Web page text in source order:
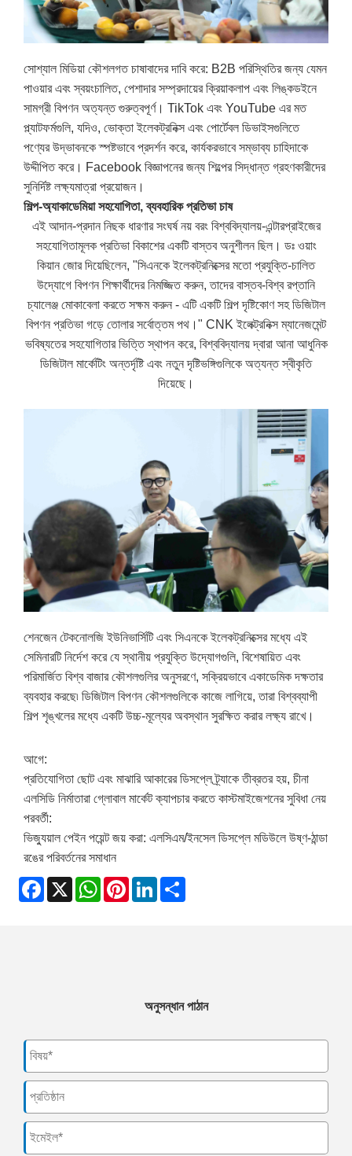
সোশ্যাল মিডিয়া কৌশলগত চাষাবাদের দাবি করে: B2B পরিস্থিতির জন্য যেমন
পাওয়ার এবং স্বয়ংচালিত, পেশাদার সম্প্রদায়ের ক্রিয়াকলাপ এবং লিঙ্কডইনে
সামগ্রী বিপণন অত্যন্ত গুরুত্বপূর্ণ। TikTok এবং YouTube এর মত
প্ল্যাটফর্মগুলি, যদিও, ভোক্তা ইলেকট্রনিক্স এবং পোর্টেবল ডিভাইসগুলিতে
পণ্যের উদ্ভাবনকে স্পষ্টভাবে প্রদর্শন করে, কার্যকরভাবে সম্ভাব্য চাহিদাকে
উদ্দীপিত করে। Facebook বিজ্ঞাপনের জন্য শিল্পের সিদ্ধান্ত গ্রহণকারীদের
সুনির্দিষ্ট লক্ষ্যমাত্রা প্রয়োজন।
শিল্প-অ্যাকাডেমিয়া সহযোগিতা, ব্যবহারিক প্রতিভা চাষ
এই আদান-প্রদান নিছক ধারণার সংঘর্ষ নয় বরং বিশ্ববিদ্যালয়-এন্টারপ্রাইজের
সহযোগিতামূলক প্রতিভা বিকাশের একটি বাস্তব অনুশীলন ছিল। ডঃ ওয়াং
কিয়ান জোর দিয়েছিলেন, "সিএনকে ইলেকট্রনিক্সের মতো প্রযুক্তি-চালিত
উদ্যোগে বিপণন শিক্ষার্থীদের নিমজ্জিত করুন, তাদের বাস্তব-বিশ্ব রপ্তানি
চ্যালেঞ্জ মোকাবেলা করতে সক্ষম করুন - এটি একটি শিল্প দৃষ্টিকোণ সহ ডিজিটাল
বিপণন প্রতিভা গড়ে তোলার সর্বোত্তম পথ।" CNK ইলেক্ট্রনিক্স ম্যানেজমেন্ট
ভবিষ্যতের সহযোগিতার ভিত্তি স্থাপন করে, বিশ্ববিদ্যালয় দ্বারা আনা আধুনিক
ডিজিটাল মার্কেটিং অন্তর্দৃষ্টি এবং নতুন দৃষ্টিভঙ্গিগুলিকে অত্যন্ত স্বীকৃতি
দিয়েছে।
শেনজেন টেকনোলজি ইউনিভার্সিটি এবং সিএনকে ইলেকট্রনিক্সের মধ্যে এই
সেমিনারটি নির্দেশ করে যে স্থানীয় প্রযুক্তি উদ্যোগগুলি, বিশেষায়িত এবং
পরিমার্জিত বিশ্ব বাজার কৌশলগুলির অনুসরণে, সক্রিয়ভাবে একাডেমিক দক্ষতার
ব্যবহার করছে৷ ডিজিটাল বিপণন কৌশলগুলিকে কাজে লাগিয়ে, তারা বিশ্বব্যাপী
শিল্প শৃঙ্খলের মধ্যে একটি উচ্চ-মূল্যের অবস্থান সুরক্ষিত করার লক্ষ্য রাখে।
আগে:
প্রতিযোগিতা ছোট এবং মাঝারি আকারের ডিসপ্লে ট্র্যাকে তীব্রতর হয়, চীনা
এলসিডি নির্মাতারা গ্লোবাল মার্কেট ক্যাপচার করতে কাস্টমাইজেশনের সুবিধা নেয়
পরবর্তী:
ভিজ্যুয়াল পেইন পয়েন্ট জয় করা: এলসিএম/ইনসেল ডিসপ্লে মডিউলে উষ্ণ-ঠান্ডা
রঙের পরিবর্তনের সমাধান
Facebook
X WhatsApp
PinterestLinkedIn
অনুসন্ধান পাঠান